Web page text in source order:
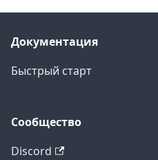
Документация
Быстрый старт
Сообщество
Discord